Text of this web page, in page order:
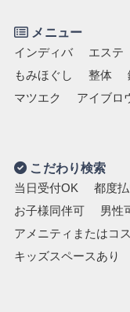
メニュー
インディバ エステ
もみほぐし
整体
マツエク
アイブロ
こだわり検索
当日受付OK 都度
お子様同伴可
男性
アメニティまたはコ
キッズスペースあり